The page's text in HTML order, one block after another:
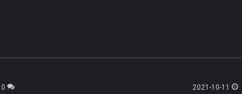
2021-10-11
0